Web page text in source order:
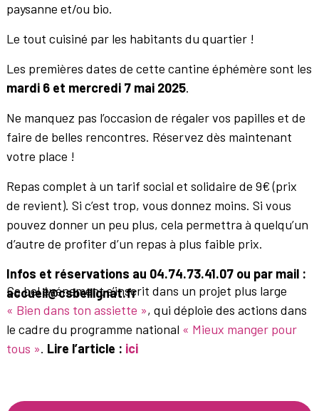
paysanne et/ou bio.
Le tout cuisiné par les habitants du quartier !
Les premières dates de cette cantine éphémère sont les
mardi 6 et mercredi 7 mai 2025.
Ne manquez pas l’occasion de régaler vos papilles et de
faire de belles rencontres. Réservez dès maintenant
votre place !
Repas complet à un tarif social et solidaire de 9€ (prix
de revient). Si c’est trop, vous donnez moins. Si vous
pouvez donner un peu plus, cela permettra à quelqu’un
d’autre de profiter d’un repas à plus faible prix.
Infos et réservations au 04.74.73.41.07 ou par mail :
accueil@csbellignat.fr
Ce bel événement s’inscrit dans un projet plus large
« Bien dans ton assiette », qui déploie des actions dans
le cadre du programme national « Mieux manger pour
tous ». Lire l’article : ici